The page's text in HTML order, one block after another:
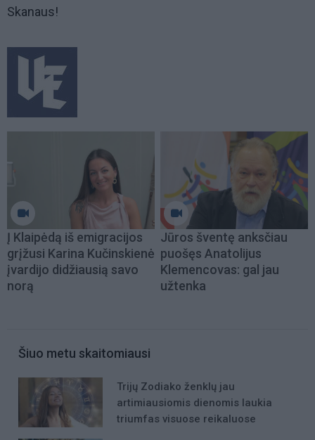
Skanaus!
Į Klaipėdą iš emigracijos
grįžusi Karina Kučinskienė
įvardijo didžiausią savo
norą
Jūros šventę anksčiau
puošęs Anatolijus
Klemencovas: gal jau
užtenka
Šiuo metu skaitomiausi
Trijų Zodiako ženklų jau
artimiausiomis dienomis laukia
triumfas visuose reikaluose